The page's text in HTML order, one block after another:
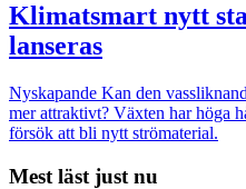
Klimatsmart nytt
lanseras
Nyskapande Kan den
mer attraktivt? Växten har höga
försök att bli nytt strömaterial.
Mest läst just nu